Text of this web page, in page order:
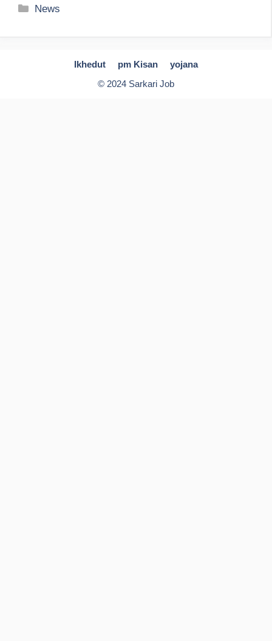
Categories
News
Ikhedut pm Kisan
yojana
© 2024 Sarkari Job